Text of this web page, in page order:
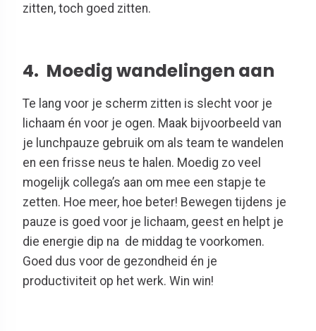
zitten, toch goed zitten.
4. Moedig wandelingen aan
Te lang voor je scherm zitten is slecht voor je
lichaam én voor je ogen. Maak bijvoorbeeld van
je lunchpauze gebruik om als team te wandelen
en een frisse neus te halen. Moedig zo veel
mogelijk collega’s aan om mee een stapje te
zetten. Hoe meer, hoe beter! Bewegen tijdens je
pauze is goed voor je lichaam, geest en helpt je
die energie dip na de middag te voorkomen.
Goed dus voor de gezondheid én je
productiviteit op het werk. Win win!